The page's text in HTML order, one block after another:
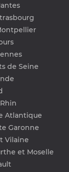
de Seine
Atlantique
Garonne
Vilaine
et Moselle